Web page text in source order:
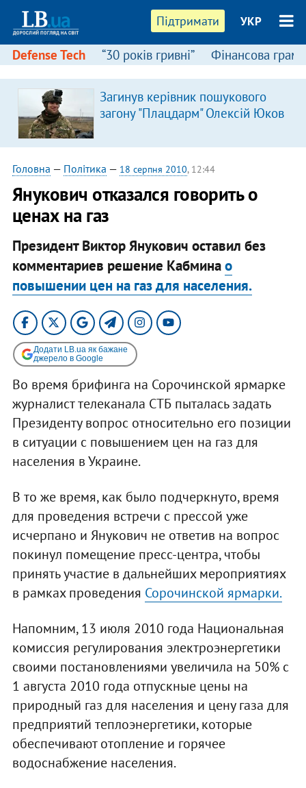
Підтримати УКР
Defense Tech “30 років гривні” Фінансова
Загинув керівник пошукового
загону "Плацдарм" Олексій Юков
Головна — Політика — 18 серпня 2010, 12:44
Янукович отказался говорить о
ценах на газ
Президент Виктор Янукович​ оставил без
комментариев решение Кабминао
повышении цен на газ для населения.
Додати LB.ua як бажане
джерело в Google
Во время брифинга на Сорочинской ярмарке
журналист телеканала СТБ пыталась задать
Президенту вопрос относительно его позиции
в ситуации с повышением цен на газ для
населения в Украине.
В то же время, как было подчеркнуто, время
для проведения встречи с прессой уже
исчерпано и Янукович не ответив на вопрос
покинул помещение пресс-центра, чтобы
принять участие в дальнейших мероприятиях
в рамках проведения Сорочинской ярмарки.
Напомним, 13 июля 2010 года Национальная
комиссия регулирования электроэнергетики
своими постановлениями увеличила на 50% с
1 августа 2010 года отпускные цены на
природный газ для населения и цену газа для
предприятий теплоэнергетики, которые
обеспечивают отопление и горячее
водоснабжение населения.